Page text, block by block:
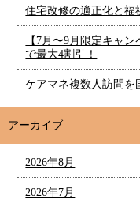
住宅改修の適正化と福
【7月〜9月限定キャ
で最大4割引！
ケアマネ複数人訪問を
アーカイブ
2026年8月
2026年7月